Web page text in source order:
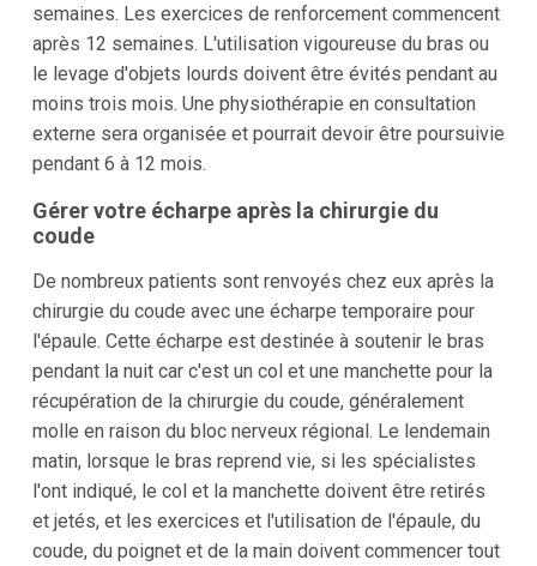
semaines. Les exercices de renforcement commencent
après 12 semaines. L'utilisation vigoureuse du bras ou
le levage d'objets lourds doivent être évités pendant au
moins trois mois. Une physiothérapie en consultation
externe sera organisée et pourrait devoir être poursuivie
pendant 6 à 12 mois.
Gérer votre écharpe après la chirurgie du
coude
De nombreux patients sont renvoyés chez eux après la
chirurgie du coude avec une écharpe temporaire pour
l'épaule. Cette écharpe est destinée à soutenir le bras
pendant la nuit car c'est un col et une manchette pour la
récupération de la chirurgie du coude, généralement
molle en raison du bloc nerveux régional. Le lendemain
matin, lorsque le bras reprend vie, si les spécialistes
l'ont indiqué, le col et la manchette doivent être retirés
et jetés, et les exercices et l'utilisation de l'épaule, du
coude, du poignet et de la main doivent commencer tout